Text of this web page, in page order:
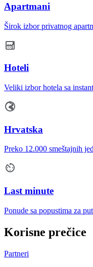
Apartmani
Širok izbor privatnog
Hoteli
Veliki izbor hotela sa
Hrvatska
Preko 12.000 smeštajnih
Last minute
Ponude sa popustima za
Korisne prečice
Partneri